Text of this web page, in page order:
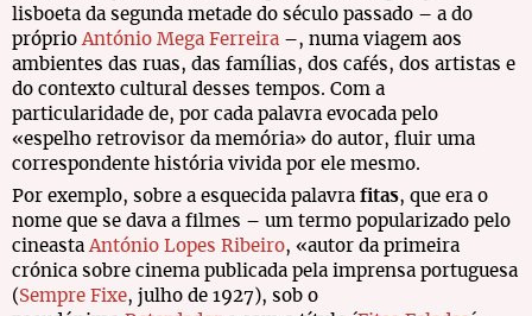
lisboeta da segunda metade do século passado – a do
próprioAntónio Mega Ferreira –, numa viagem aos
ambientes das ruas, das famílias, dos cafés, dos artistas e
do contexto cultural desses tempos. Com a
particularidade de, por cada palavra evocada pelo
«espelho retrovisor da memória» do autor, fluir uma
correspondente história vivida por ele mesmo.
Por exemplo, sobre a esquecida palavra fitas, que era o
nome que se dava a filmes – um termo popularizado pelo
cineastaAntónio Lopes Ribeiro, «autor da primeira
crónica sobre cinema publicada pela imprensa portuguesa
( Sempre Fixe, julho de 1927), sob o